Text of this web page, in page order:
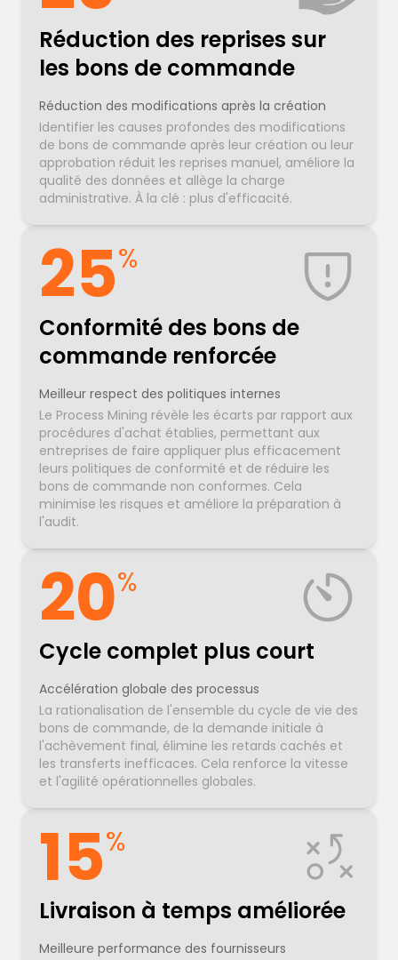
Réduction des reprises sur
les bons de commande
Réduction des modifications après la création
Identifier les causes profondes des modifications
de bons de commande après leur création ou leur
approbation réduit les reprises manuel, améliore la
qualité des données et allège la charge
administrative. À la clé : plus d'efficacité.
25%
Conformité des bons de
commande renforcée
Meilleur respect des politiques internes
Le Process Mining révèle les écarts par rapport aux
procédures d'achat établies, permettant aux
entreprises de faire appliquer plus efficacement
leurs politiques de conformité et de réduire les
bons de commande non conformes. Cela
minimise les risques et améliore la préparation à
l'audit.
20%
Cycle complet plus court
Accélération globale des processus
La rationalisation de l'ensemble du cycle de vie des
bons de commande, de la demande initiale à
l'achèvement final, élimine les retards cachés et
les transferts inefficaces. Cela renforce la vitesse
et l'agilité opérationnelles globales.
15%
Livraison à temps améliorée
Meilleure performance des fournisseurs